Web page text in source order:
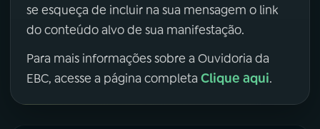
se esqueça de incluir na sua mensagem o link
do conteúdo alvo de sua manifestação.
Para mais informações sobre a Ouvidoria da
EBC, acesse a página completa Clique aqui.